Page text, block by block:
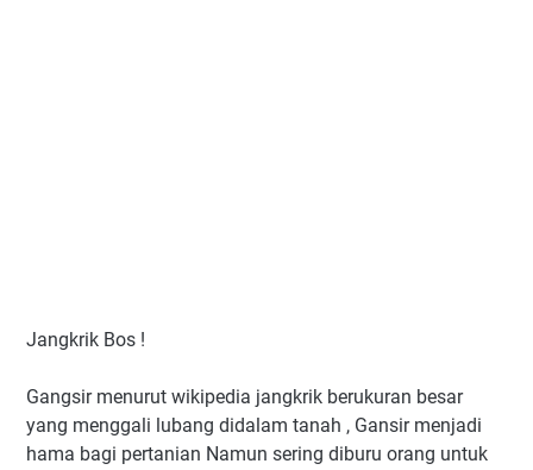
Jangkrik Bos !
Gangsir menurut wikipedia jangkrik berukuran besar
yang menggali lubang didalam tanah , Gansir menjadi
hama bagi pertanian Namun sering diburu orang untuk